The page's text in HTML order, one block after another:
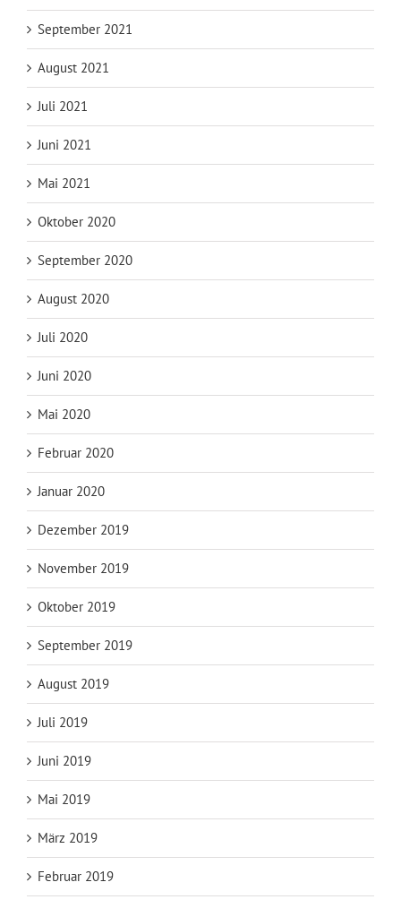
September 2021
August 2021
Juli 2021
Juni 2021
Mai 2021
Oktober 2020
September 2020
August 2020
Juli 2020
Juni 2020
Mai 2020
Februar 2020
Januar 2020
Dezember 2019
November 2019
Oktober 2019
September 2019
August 2019
Juli 2019
Juni 2019
Mai 2019
März 2019
Februar 2019